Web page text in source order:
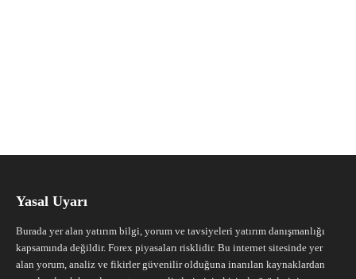
Yasal Uyarı
Burada yer alan yatırım bilgi, yorum ve tavsiyeleri yatırım danışmanlığı
kapsamında değildir. Forex piyasaları risklidir. Bu internet sitesinde yer
alan yorum, analiz ve fikirler güvenilir olduğuna inanılan kaynaklardan